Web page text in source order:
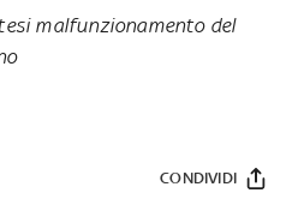
malfunzionamento del
CONDIVIDI